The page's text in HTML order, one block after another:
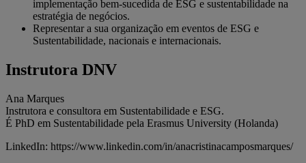
implementação bem-sucedida de ESG e sustentabilidade na
estratégia de negócios.
Representar a sua organização em eventos de ESG e
Sustentabilidade, nacionais e internacionais.
Instrutora DNV
Ana Marques
Instrutora e consultora em Sustentabilidade e ESG.
É PhD em Sustentabilidade pela Erasmus University (Holanda)
LinkedIn: https://www.linkedin.com/in/anacristinacamposmarques/